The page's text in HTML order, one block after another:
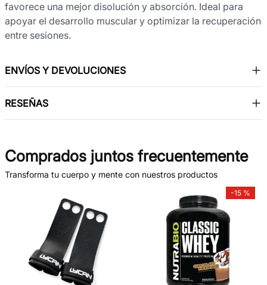
favorece una mejor disolución y absorción. Ideal para
apoyar el desarrollo muscular y optimizar la recuperación
entre sesiones.
ENVÍOS Y DEVOLUCIONES
RESEÑAS
Comprados juntos frecuentemente
Transforma tu cuerpo y mente con nuestros productos
-15 %